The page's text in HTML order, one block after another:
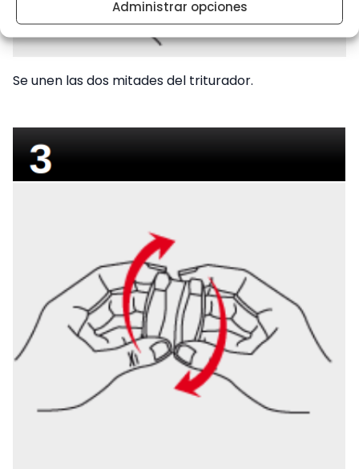
Administrar opciones
Se unen las dos mitades del triturador.